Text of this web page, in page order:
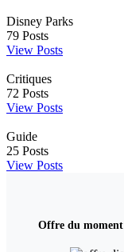
Disney Parks
79 Posts
View Posts
Critiques
72 Posts
View Posts
Guide
25 Posts
View Posts
Offre du moment